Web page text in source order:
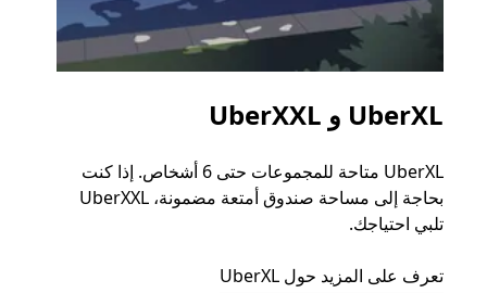
UberXL و UberXXL
UberXL متاحة للمجموعات حتى 6 أشخاص. إذا كنت
بحاجة إلى مساحة صندوق أمتعة مضمونة، UberXXL
تلبي احتياجك.
تعرف على المزيد حول UberXL